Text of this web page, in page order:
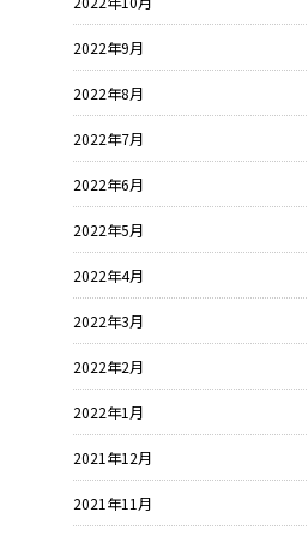
2022年9月
2022年8月
2022年7月
2022年6月
2022年5月
2022年4月
2022年3月
2022年2月
2022年1月
2021年12月
2021年11月